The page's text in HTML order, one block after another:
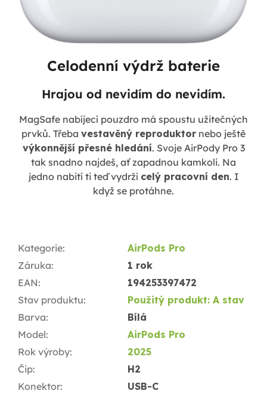
Celodenní výdrž baterie
Hrajou od nevidím do nevidím.
MagSafe nabíjecí pouzdro má spoustu užitečných
prvků. Třeba vestavěný reproduktor nebo ještě
výkonnější přesné hledání. Svoje AirPody Pro 3
tak snadno najdeš, ať zapadnou kamkoli. Na
jedno nabití ti teď vydrží celý pracovní den. I
když se protáhne.
Kategorie:
AirPods Pro
Záruka:
1 rok
EAN:
194253397472
Stav produktu:
Použitý produkt: A stav
Barva:
Bílá
Model:
AirPods Pro
Rok výroby:
2025
Čip:
H2
Konektor:
USB-C